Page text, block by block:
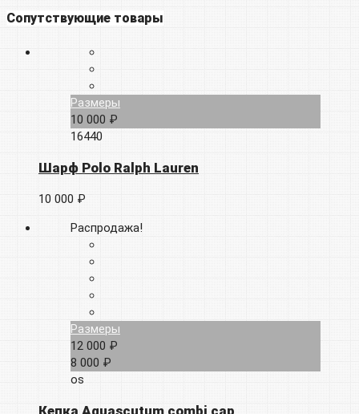
Сопутствующие товары
Размеры
10 000 ₽
16440
Шарф Polo Ralph Lauren
10 000 ₽
Распродажа!
Размеры
12 000 ₽
8 000 ₽
os
Кепка Aquascutum combi cap